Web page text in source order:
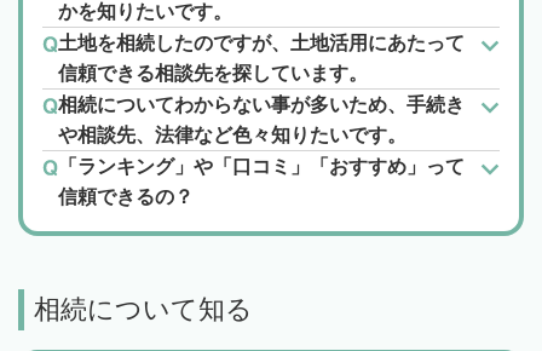
かを知りたいです。
土地を相続したのですが、土地活用にあたって
信頼できる相談先を探しています。
相続についてわからない事が多いため、手続き
や相談先、法律など色々知りたいです。
「ランキング」や「口コミ」「おすすめ」って
信頼できるの？
相続について知る